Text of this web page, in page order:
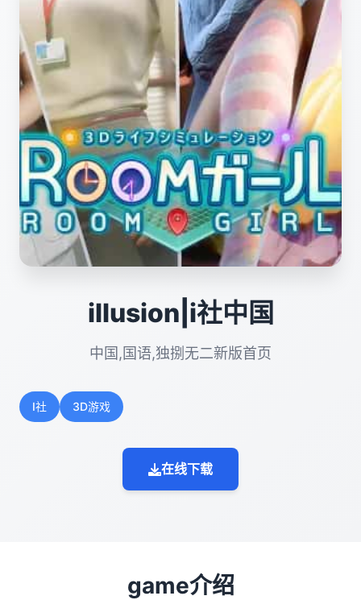
illusion|i社中国
中国,国语,独捌无二新版首页
I社 3D游戏
在线下载
game介绍